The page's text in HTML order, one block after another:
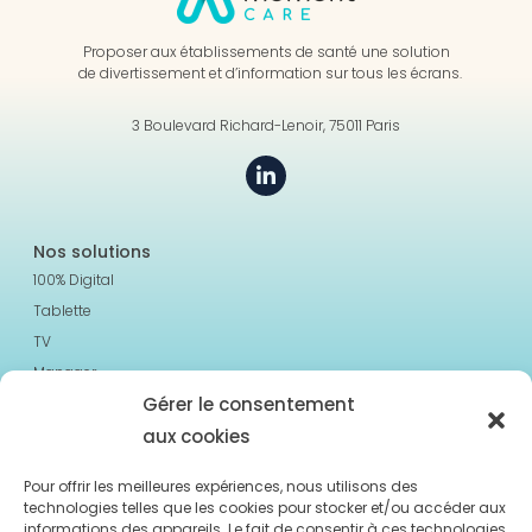
Gérer le consentement
aux cookies
Pour offrir les meilleures expériences, nous utilisons des
technologies telles que les cookies pour stocker et/ou accéder aux
Proposer aux établissements de santé une solution
de divertissement et d’information sur tous les écrans.
3 Boulevard Richard-Lenoir, 75011 Paris
Nos solutions
100% Digital
Tablette
TV
Manager
A propos
Blog & Actu